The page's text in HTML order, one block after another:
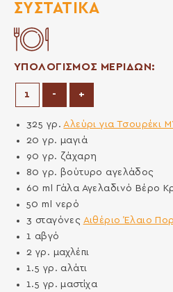
ΣΥΣΤΑΤΙΚΆ
ΥΠΟΛΟΓΙΣΜΟΣ ΜΕΡΙΔΩΝ:
- Μείωση μερίδων
+Αύξηση μερίδων
325 γρ. Αλεύρι για Τσουρέκι
20γρ. μαγιά
90γρ. ζάχαρη
80γρ. βούτυρο αγελάδος
60ml Γάλα Αγελαδινό Βέρο
50ml νερό
3 σταγόνες Αιθέριο Έλαιο
1 αβγό
2 γρ. μαχλέπι
1.5 γρ. αλάτι
1.5 γρ.μαστίχα